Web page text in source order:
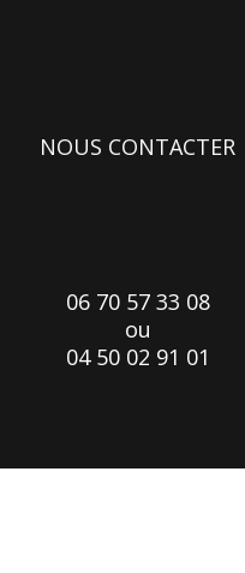
NOUS CONTACTER
06 70 57 33 08
ou
04 50 02 91 01